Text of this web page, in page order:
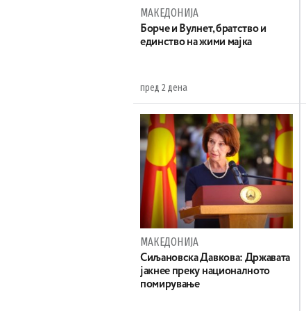
МАКЕДОНИЈА
Борче и Вулнет, братство и
единство на жими мајка
пред 2 дена
МАКЕДОНИЈА
Сиљановска Давкова: Државата
јакнее преку националното
помирување